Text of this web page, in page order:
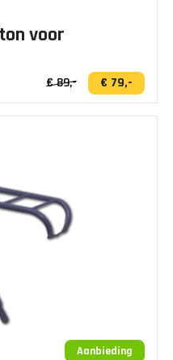
voor
€ 79,-
€ 89,-
Aanbieding